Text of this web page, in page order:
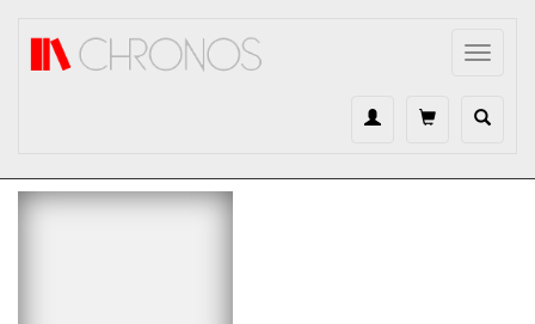
Toggle